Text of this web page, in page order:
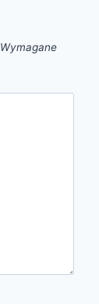
Wymagane